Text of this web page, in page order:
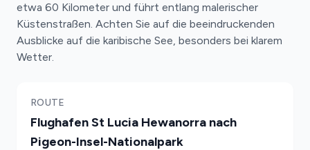
etwa 60 Kilometer und führt entlang malerischer
Küstenstraßen. Achten Sie auf die beeindruckenden
Ausblicke auf die karibische See, besonders bei klarem
Wetter.
ROUTE
Flughafen St Lucia Hewanorra nach
Pigeon-Insel-Nationalpark